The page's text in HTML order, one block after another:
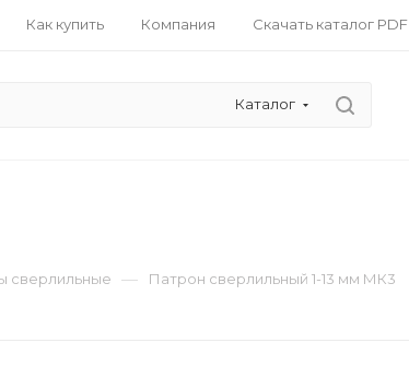
Как купить Компания Скачать каталог PDF
Каталог
сверлильные — Патрон сверлильный 1-13 мм МК3